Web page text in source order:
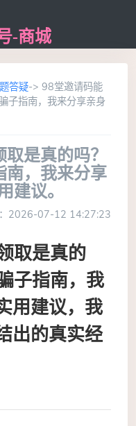
-商城
答疑-> 98堂邀请码能
子指南，我来分享亲身
是真的吗？
南，我来分享
建议。
2026-07-12 14:27:23
取是真的
子指南，我
用建议，我
出的真实经